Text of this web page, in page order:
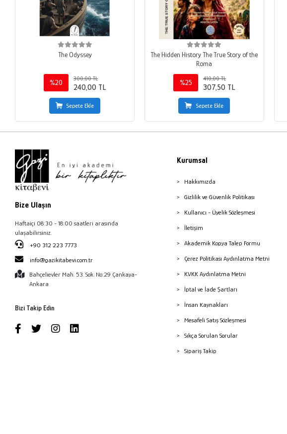
The Odyssey
%20
300,00 TL
240,00 TL
Sepete Ekle
The Hidden History The True Story of the
Roma
%25
410,00 TL
307,50 TL
Sepete Ekle
Bize Ulaşın
Haftaiçi 08:30 - 18:00 saatleri arasında
ulaşabilirsiniz.
+90 312 223 7773
info@gazikitabevi.com.tr
Bahçelievler Mah. 53. Sok. No:29 Çankaya-
Ankara
Bizi Takip Edin
Kurumsal
Hakkımızda
Gizlilik ve Güvenlik Politikası
Kullanıcı - Üyelik Sözleşmesi
İletişim
Akademik Kopya Talep Formu
Çerez Politikası Aydınlatma Metni
KVKK Aydınlatma Metni
İptal ve İade Şartları
İnsan Kaynakları
Mesafeli Satış Sözleşmesi
Sıkça Sorulan Sorular
Sipariş Takip